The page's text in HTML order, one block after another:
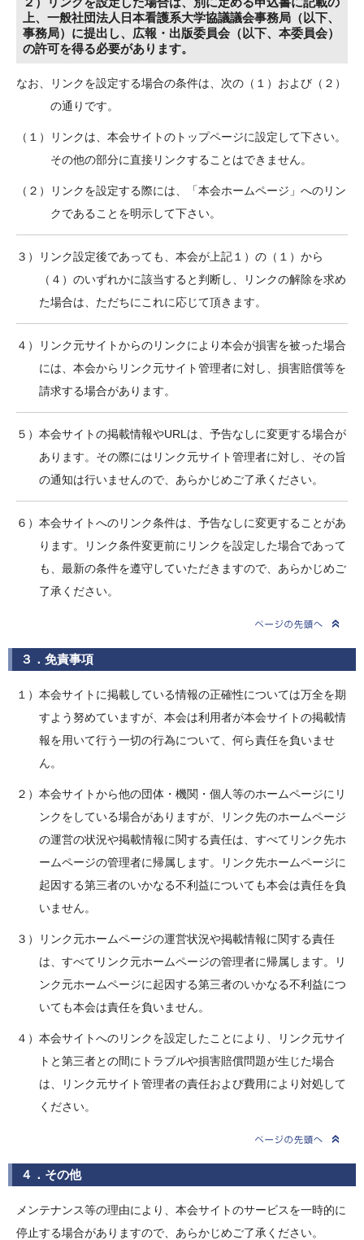
上、一般社団法人日本看護系大学協議議会事務局（以下、
事務局）に提出し、広報・出版委員会（以下、本委員会）
の許可を得る必要があります。
なお、リンクを設定する場合の条件は、次の（１）および（２）
の通りです。
（１）リンクは、本会サイトのトップページに設定して下さい。
その他の部分に直接リンクすることはできません。
（２）リンクを設定する際には、「本会ホームページ」へのリン
クであることを明示して下さい。
３）リンク設定後であっても、本会が上記１）の（１）から
（４）のいずれかに該当すると判断し、リンクの解除を求め
た場合は、ただちにこれに応じて頂きます。
４）リンク元サイトからのリンクにより本会が損害を被った場合
には、本会からリンク元サイト管理者に対し、損害賠償等を
請求する場合があります。
５）本会サイトの掲載情報やURLは、予告なしに変更する場合が
あります。その際にはリンク元サイト管理者に対し、その旨
の通知は行いませんので、あらかじめご了承ください。
６）本会サイトへのリンク条件は、予告なしに変更することがあ
ります。リンク条件変更前にリンクを設定した場合であって
も、最新の条件を遵守していただきますので、あらかじめご
了承ください。
３．免責事項
１）本会サイトに掲載している情報の正確性については万全を期
すよう努めていますが、本会は利用者が本会サイトの掲載情
報を用いて行う一切の行為について、何ら責任を負いませ
ん。
２）本会サイトから他の団体・機関・個人等のホームページにリ
ンクをしている場合がありますが、リンク先のホームページ
の運営の状況や掲載情報に関する責任は、すべてリンク先ホ
ームページの管理者に帰属します。リンク先ホームページに
起因する第三者のいかなる不利益についても本会は責任を負
いません。
３）リンク元ホームページの運営状況や掲載情報に関する責任
は、すべてリンク元ホームページの管理者に帰属します。リ
ンク元ホームページに起因する第三者のいかなる不利益につ
いても本会は責任を負いません。
４）本会サイトへのリンクを設定したことにより、リンク元サイ
トと第三者との間にトラブルや損害賠償問題が生じた場合
は、リンク元サイト管理者の責任および費用により対処して
ください。
４．その他
メンテナンス等の理由により、本会サイトのサービスを一時的に
停止する場合がありますので、あらかじめご了承ください。